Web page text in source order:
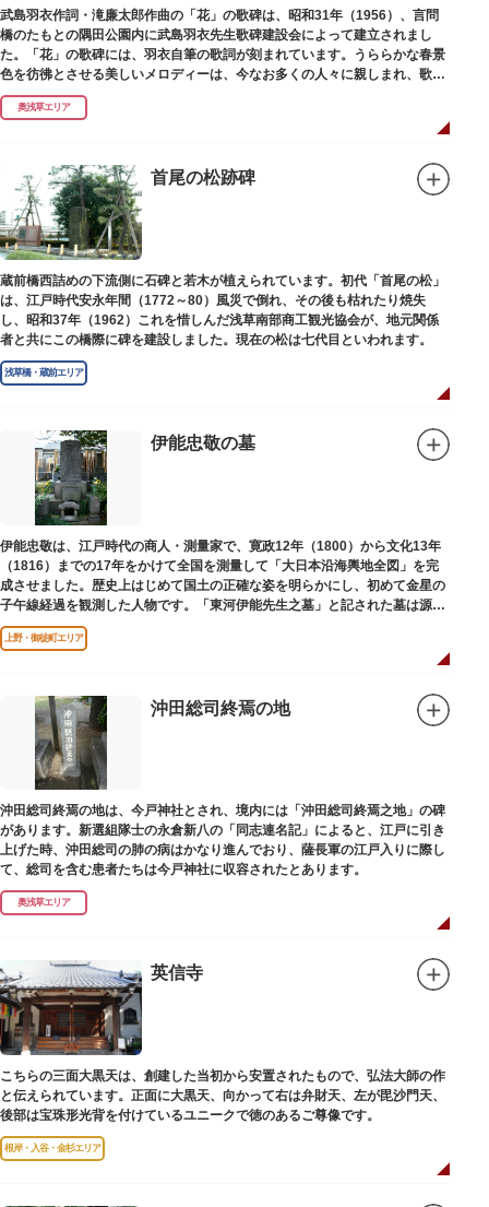
武島羽衣作詞・滝廉太郎作曲の「花」の歌碑は、昭和31年（1956）、言問
橋のたもとの隅田公園内に武島羽衣先生歌碑建設会によって建立されまし
た。「花」の歌碑には、羽衣自筆の歌詞が刻まれています。うららかな春景
色を彷彿とさせる美しいメロディーは、今なお多くの人々に親しまれ、歌い
つがれています。
奥浅草エリア
首尾の松跡碑
蔵前橋西詰めの下流側に石碑と若木が植えられています。初代「首尾の松」
は、江戸時代安永年間（1772～80）風災で倒れ、その後も枯れたり焼失
し、昭和37年（1962）これを惜しんだ浅草南部商工観光協会が、地元関係
者と共にこの橋際に碑を建設しました。現在の松は七代目といわれます。
浅草橋・蔵前エリア
伊能忠敬の墓
伊能忠敬は、江戸時代の商人・測量家で、寛政12年（1800）から文化13年
（1816）までの17年をかけて全国を測量して「大日本沿海輿地全図」を完
成させました。歴史上はじめて国土の正確な姿を明らかにし、初めて金星の
子午線経過を観測した人物です。「東河伊能先生之墓」と記された墓は源空
寺（げんくうじ）にあります。
上野・御徒町エリア
沖田総司終焉の地
沖田総司終焉の地は、今戸神社とされ、境内には「沖田総司終焉之地」の碑
があります。新選組隊士の永倉新八の「同志連名記」によると、江戸に引き
上げた時、沖田総司の肺の病はかなり進んでおり、薩長軍の江戸入りに際し
て、総司を含む患者たちは今戸神社に収容されたとあります。
奥浅草エリア
英信寺
こちらの三面大黒天は、創建した当初から安置されたもので、弘法大師の作
と伝えられています。正面に大黒天、向かって右は弁財天、左が毘沙門天、
後部は宝珠形光背を付けているユニークで徳のあるご尊像です。
根岸・入谷・金杉エリア